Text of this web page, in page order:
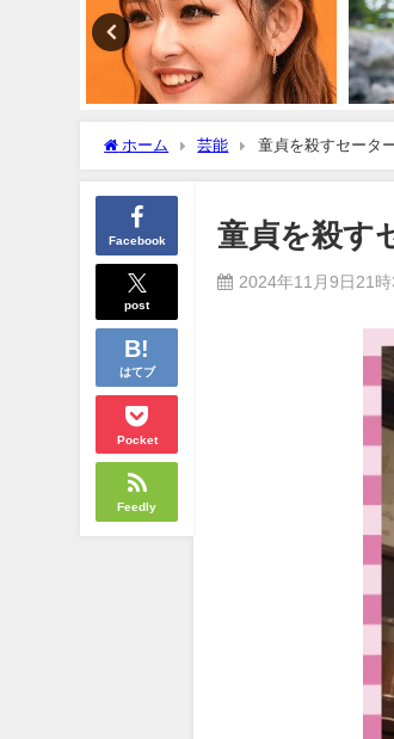
ホーム 芸能 童貞を殺すセータ
Facebook
post
はてブ
Pocket
Feedly
童貞を殺す
2024年11月9日21時